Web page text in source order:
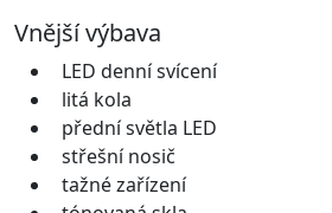
Vnější výbava
LED denní svícení
litá kola
přední světla LED
střešní nosič
tažné zařízení